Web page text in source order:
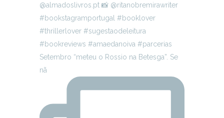
Setembro “meteu o Rossio na Betesga”. Se
nã